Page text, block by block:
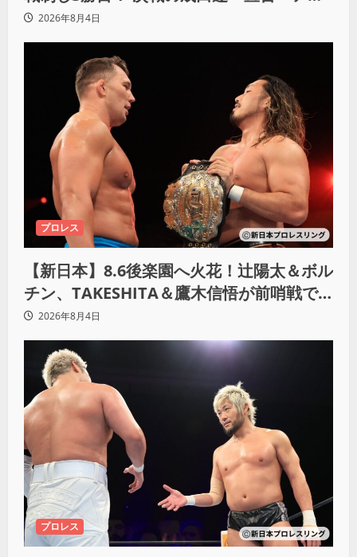
ツの王道を俺の王道でぶち壊す」
2026年8月4日
プロレス
【新日本】8.6後楽園へ火花！辻陽太＆ボル
チン、TAKESHITA＆鷹木信悟が前哨戦で
激突2026年8月4日
プロレス